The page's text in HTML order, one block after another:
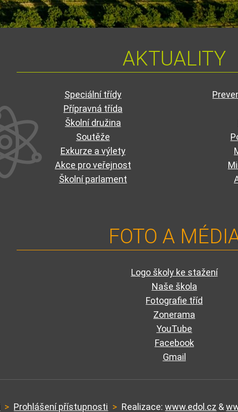
AKTUALITY
Speciální třídy
Přípravná třída
Školní družina
Soutěže
Exkurze a výlety
Akce pro veřejnost
Školní parlament
FOTO A
Logo školy ke stažení
Naše škola
Fotografie tříd
Zonerama
YouTube
Facebook
Gmail
> Prohlášení přístupnosti > Realizace:www.edol.cz &